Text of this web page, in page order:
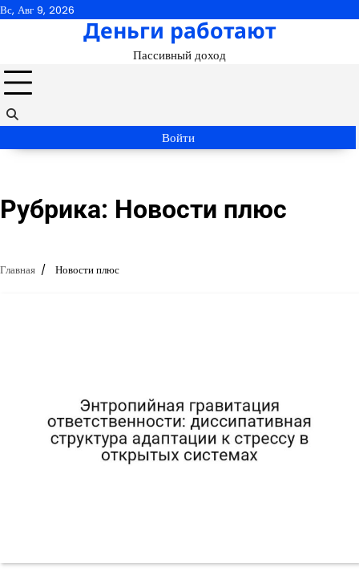
Перейти
Вс, Авг 9, 2026
Деньги работают
Пассивный доход
Войти
Рубрика: Новости плюс
Главная Новости плюс